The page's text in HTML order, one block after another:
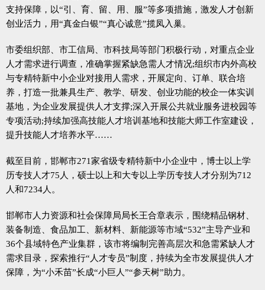
支持保障，以“引、育、留、用、服”等多项措施，激发人才创新
创业活力，用“真金白银”“真心诚意”揽凤入巢。
市委组织部、市工信局、市科技局等部门积极行动，对重点企业
人才需求进行调查，准确掌握紧缺急需人才情况;组织市内外高校
与专精特新中小企业对接用人需求，开展定向、订单、联合培
养，打造一批兼具生产、教学、研发、创业功能的校企一体实训
基地，为企业发展提供人才支撑;深入开展公共就业服务进校园等
专项活动;持续加强高技能人才培训基地和技能大师工作室建设，
提升技能人才培养水平……
截至目前，邯郸市271家省级专精特新中小企业中，博士以上学
历专技人才75人，硕士以上和大专以上学历专技人才分别为712
人和7234人。
邯郸市人力资源和社会保障局局长王合章表示，围绕精品钢材、
装备制造、食品加工、新材料、新能源等市域“532”主导产业和
36个县域特色产业集群，该市将编制完善高层次和急需紧缺人才
需求目录，探索推行“人才专员”制度，持续为全市发展提供人才
保障，为“小禾苗”长成“小巨人”“参天树”助力。